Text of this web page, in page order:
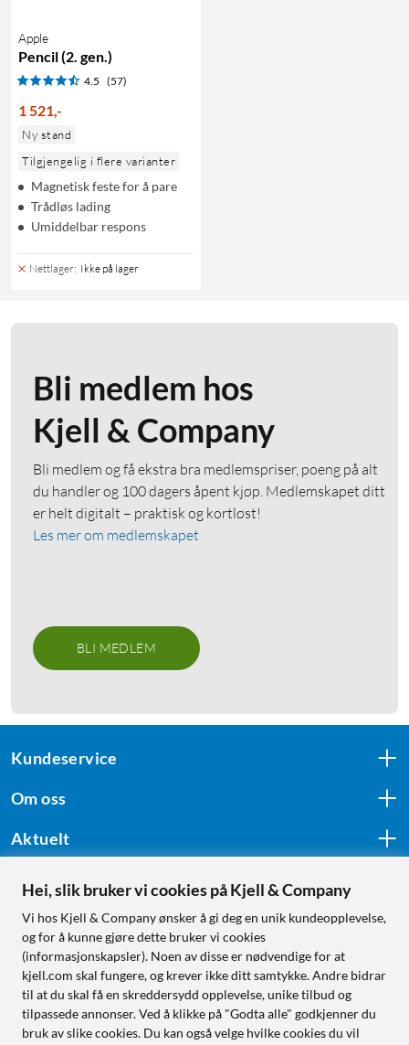
Apple
Pencil (2. gen.)
4.5 (57)
1 521,-
Ny stand
Tilgjengelig i flere varianter
Magnetisk feste for å pare
Trådløs lading
Umiddelbar respons
Nettlager: Ikke på lager
Bli medlem hos
Kjell & Company
Bli medlem og få ekstra bra medlemspriser, poeng på alt
du handler og 100 dagers åpent kjøp. Medlemskapet ditt
er helt digitalt – praktisk og kortløst!
Les mer om medlemskapet
BLI MEDLEM
Kundeservice
Om oss
Aktuelt
Følg oss
Handle fra:
Sverige
Norge
Hei, slik bruker vi cookies på Kjell & Company
Vi hos Kjell & Company ønsker å gi deg en unik kundeopplevelse,
og for å kunne gjøre dette bruker vi cookies
(informasjonskapsler). Noen av disse er nødvendige for at
kjell.com skal fungere, og krever ikke ditt samtykke. Andre bidrar
til at du skal få en skreddersydd opplevelse, unike tilbud og
tilpassede annonser. Ved å klikke på "Godta alle" godkjenner du
bruk av slike cookies. Du kan også velge hvilke cookies du vil